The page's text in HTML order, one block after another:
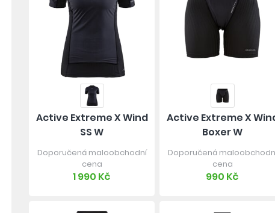
Active Extreme X Wind
SS W
Doporučená maloobchodní
cena
1 990 Kč
Active Extreme X
Boxer W
Doporučená
cena
990 Kč